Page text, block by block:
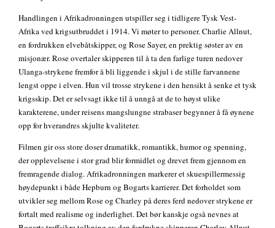
Handlingen i Afrikadronningen utspiller seg i tidligere Tysk Vest-
Afrika ved krigsutbruddet i 1914. Vi møter to personer. Charlie Allnut,
en fordrukken elvebåtskipper, og Rose Sayer, en prektig søster av en
misjonær. Rose overtaler skipperen til å ta den farlige turen nedover
Ulanga-strykene fremfor å bli liggende i skjul i de stille farvannene
lengst oppe i elven. Hun vil trosse strykene i den hensikt å senke et tysk
krigsskip. Det er selvsagt ikke til å unngå at de to høyst ulike
karakterene, under reisens mangslungne strabaser begynner å få øynene
opp for hverandres skjulte kvaliteter.
Filmen gir oss store doser dramatikk, romantikk, humor og spenning,
der opplevelsene i stor grad blir formidlet og drevet frem gjennom en
fremragende dialog. Afrikadronningen markerer et skuespillermessig
høydepunkt i både Hepburn og Bogarts karrierer. Det forholdet som
utvikler seg mellom Rose og Charley på deres ferd nedover strykene er
fortalt med realisme og inderlighet. Det bør kanskje også nevnes at